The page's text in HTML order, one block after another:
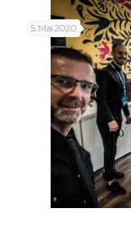
5. Mai 2020